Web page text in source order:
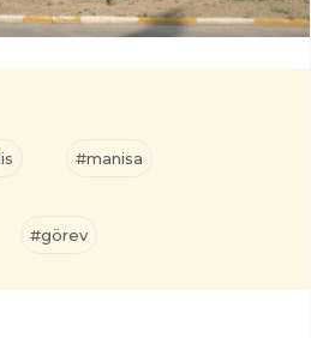
#manisa
#görev